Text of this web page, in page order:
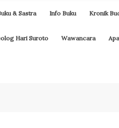
& Sastra Info Buku Kronik
Hari Suroto Wawancara